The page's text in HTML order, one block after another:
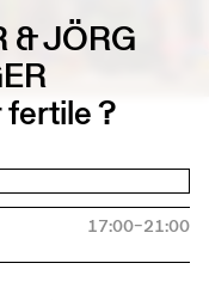
& JÖRG
?
17:00–21:00